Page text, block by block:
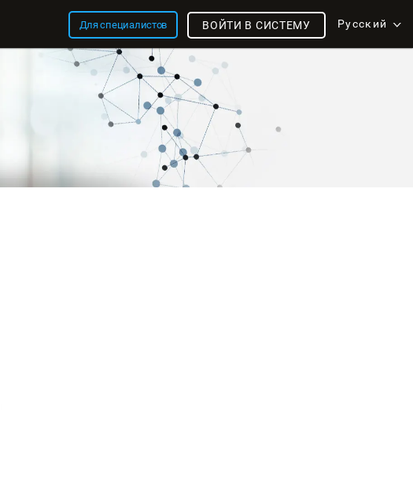
Для специалистов Русский
ВОЙТИ В СИСТЕМУ